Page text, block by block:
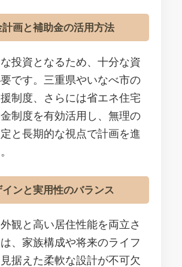
画と補助金の活用方法
投資となるため、十分な資
です。三重県やいなべ市の
制度、さらには省エネ住宅
制度を有効活用し、無理の
と長期的な視点で計画を進
ンと実用性のバランス
観と高い居住性能を両立さ
、家族構成や将来のライフ
据えた柔軟な設計が不可欠